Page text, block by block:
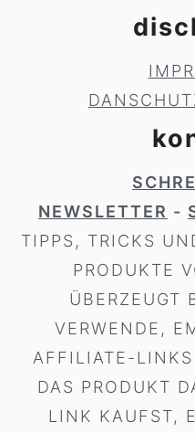
NEWSLETTER -
TIPPS, TRICKS
PRODUKTE
ÜBERZEUGT
VERWENDE,
AFFILIATE-
DAS PRODUKT
LINK KAUFST,